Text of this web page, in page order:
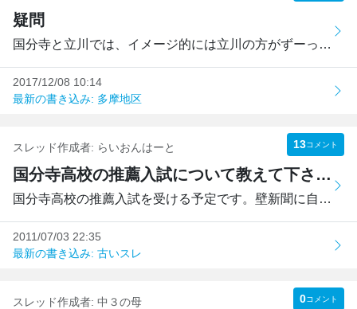
疑問
国分寺と立川では、イメージ的には立川の方がずーっとレベル...
2017/12/08 10:14
最新の書き込み: 多摩地区
スレッド作成者: らいおんはーと 13コメント
国分寺高校の推薦入試について教えて下さい。
国分寺高校の推薦入試を受ける予定です。壁新聞に自分の夢と...
2011/07/03 22:35
最新の書き込み: 古いスレ
スレッド作成者: 中３の母 0コメント